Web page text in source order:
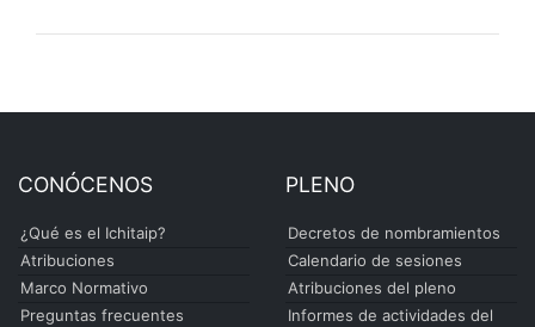
CONÓCENOS
¿Qué es el Ichitaip?
Atribuciones
Marco Normativo
Preguntas frecuentes
PLENO
Decretos de nombramientos
Calendario de sesiones
Atribuciones del pleno
Informes de actividades del